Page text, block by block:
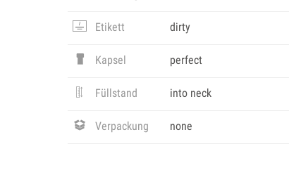
Etikett dirty
Kapsel perfect
Füllstand into neck
Verpackung none